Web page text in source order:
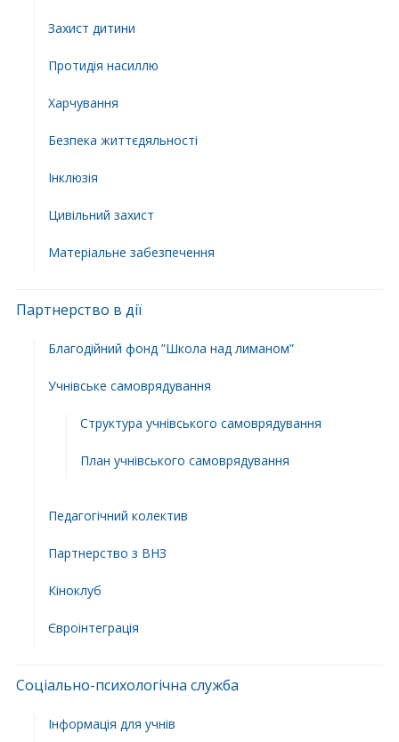
Захист дитини
Протидія насиллю
Харчування
Безпека життєдяльності
Інклюзія
Цивільний захист
Матеріальне забезпечення
Партнерство в дії
Благодійний фонд ”Школа над лиманом”
Учнівське самоврядування
Структура учнiвського самоврядування
План учнiвського самоврядування
Педагогічний колектив
Партнерство з ВНЗ
Кіноклуб
Євроінтеграція
Соціально-психологічна служба
Інформація для учнів